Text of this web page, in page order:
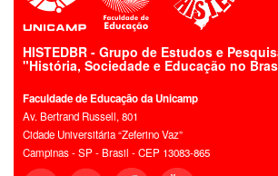
HISTEDBR - Grupo de Estudos e
"História, Sociedade e Educação no
Faculdade de Educação da Unicamp
Av. Bertrand Russell, 801
Cidade Universitária “Zeferino Vaz”
Campinas - SP - Brasil - CEP 13083-865